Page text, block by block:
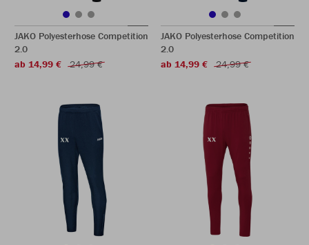
JAKO Polyesterhose Competition
2.0
ab 14,99 €
24,99 €
JAKO Polyesterhose Competition
2.0
ab 14,99 €
24,99 €